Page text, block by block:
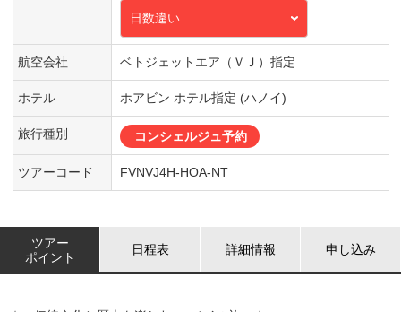
日数違い
航空会社 ベトジェットエア（ＶＪ）指定
ホテル ホアビン ホテル指定 (ハノイ)
旅行種別 コンシェルジュ予約
ツアーコード FVNVJ4H-HOA-NT
ツアー
ポイント
日程表 詳細情報 申し込み